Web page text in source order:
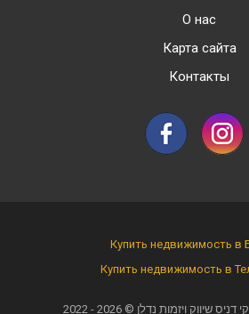
О нас
Карта сайта
Контакты
Купить недвижимость в
Купить недвижимость в
2022 - 2026 ©